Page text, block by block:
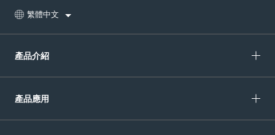
繁體中文
產品介紹
產品應用